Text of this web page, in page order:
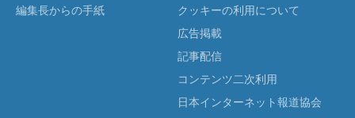
編集長からの手紙
クッキーの利用について
広告掲載
記事配信
コンテンツ二次利用
日本インターネット報道協会